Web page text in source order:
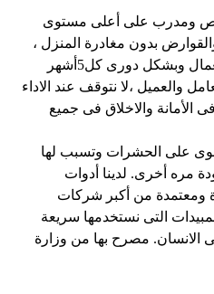
ومدرب على أعلى مستوى
بدون مغادرة المنزل ،
الكشف الصحى على العمال وبشكل دورى كل5أشهر
والعميل ،لا نتوقف عند الاداء
الأمانة والاخلاق فى جميع
قوى على الحشرات وتسبب لها
مره أخرى. لدينا أدوات
ومعتمدة من أكبر شركات
التى نستخدمها سريعة
الانسان. مصرح بها من وزارة